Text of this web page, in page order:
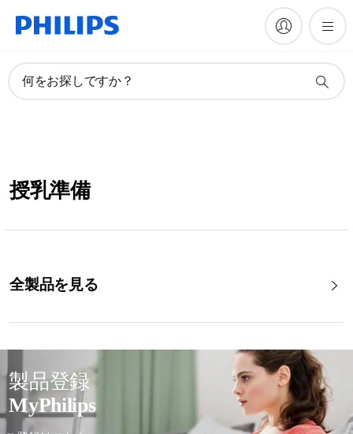
何をお探しですか？
授乳準備
全製品を見る
製品登録
MyPhilips